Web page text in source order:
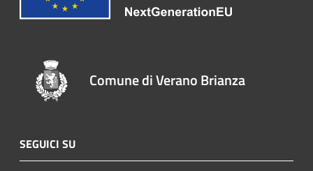
Comune di Verano Brianza
SEGUICI SU